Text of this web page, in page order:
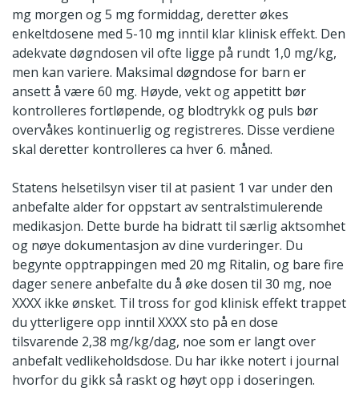
mg morgen og 5 mg formiddag, deretter økes
enkeltdosene med 5-10 mg inntil klar klinisk effekt. Den
adekvate døgndosen vil ofte ligge på rundt 1,0 mg/kg,
men kan variere. Maksimal døgndose for barn er
ansett å være 60 mg. Høyde, vekt og appetitt bør
kontrolleres fortløpende, og blodtrykk og puls bør
overvåkes kontinuerlig og registreres. Disse verdiene
skal deretter kontrolleres ca hver 6. måned.
Statens helsetilsyn viser til at pasient 1 var under den
anbefalte alder for oppstart av sentralstimulerende
medikasjon. Dette burde ha bidratt til særlig aktsomhet
og nøye dokumentasjon av dine vurderinger. Du
begynte opptrappingen med 20 mg Ritalin, og bare fire
dager senere anbefalte du å øke dosen til 30 mg, noe
XXXX ikke ønsket. Til tross for god klinisk effekt trappet
du ytterligere opp inntil XXXX sto på en dose
tilsvarende 2,38 mg/kg/dag, noe som er langt over
anbefalt vedlikeholdsdose. Du har ikke notert i journal
hvorfor du gikk så raskt og høyt opp i doseringen.